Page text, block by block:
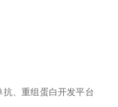
、重组蛋白开发平台